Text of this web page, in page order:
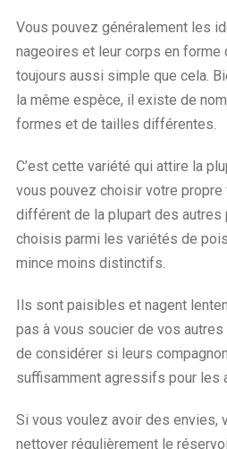
Vous pouvez généralement les
nageoires et leur corps en forme
toujours aussi simple que cela.
la même espèce, il existe de
formes et de tailles différentes.
C’est cette variété qui attire la
vous pouvez choisir votre
différent de la plupart des
choisis parmi les variétés de
mince moins distinctifs.
Ils sont paisibles et nagent
pas à vous soucier de vos
de considérer si leurs
suffisamment agressifs pour les
Si vous voulez avoir des envies,
nettoyer régulièrement le